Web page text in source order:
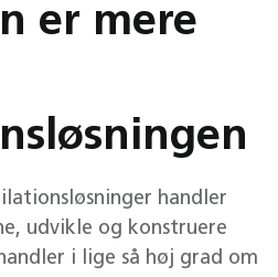
er mere
handler
udvikle og konstruere
i lige så høj grad om